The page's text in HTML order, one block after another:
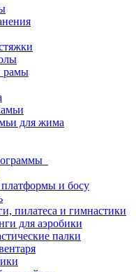
рамы
для жима
и босу
пилатеса и гимнастики
для аэробики
палки